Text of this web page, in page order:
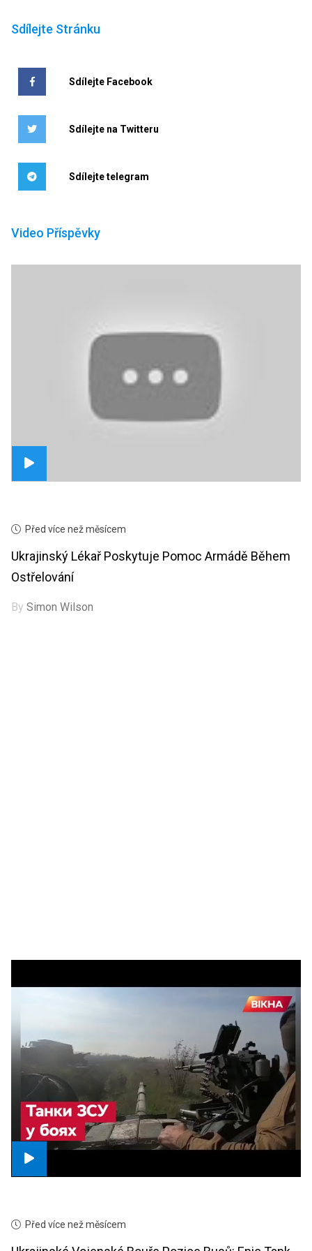
Sdílejte Stránku
Sdílejte Facebook
Sdílejte na Twitteru
Sdílejte telegram
Video Příspěvky
Před více než měsícem
Ukrajinský Lékař Poskytuje Pomoc Armádě Během
Ostřelování
BySimon Wilson
Před více než měsícem